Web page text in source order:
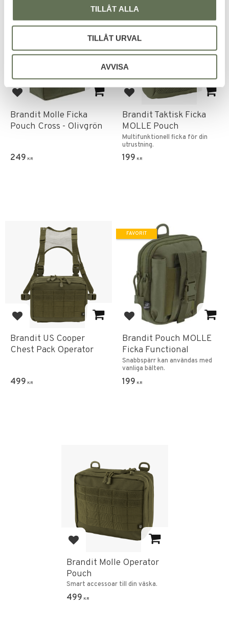
TILLÅT ALLA
TILLÅT URVAL
AVVISA
Lägg till i favoriter
Brandit Molle Ficka
Pouch Cross - Olivgrön
249 KR
Lägg till i favoriter
Brandit Taktisk Ficka
MOLLE Pouch
Multifunktionell ficka för din
utrustning.
199 KR
FAVORIT
Lägg till i favoriter
Brandit US Cooper
Chest Pack Operator
499 KR
Lägg till i favoriter
Brandit Pouch MOLLE
Ficka Functional
Snabbspärr kan användas med
vanliga bälten.
199 KR
FAVORIT
Lägg till i favoriter
Brandit Molle Operator
Pouch
Smart accessoar till din väska.
499 KR